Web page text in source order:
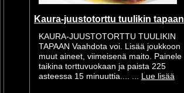
Kaura-juustotorttu tuulikin tapaan
KAURA-JUUSTOTORTTU TUULIKIN
TAPAAN Vaahdota voi. Lisää joukkoon
muut aineet, viimeisenä maito. Painele
taikina torttuvuokaan ja paista 225
asteessa 15 minuuttia.... ...
Lue lisää